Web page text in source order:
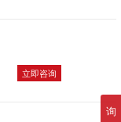
立即咨询
询